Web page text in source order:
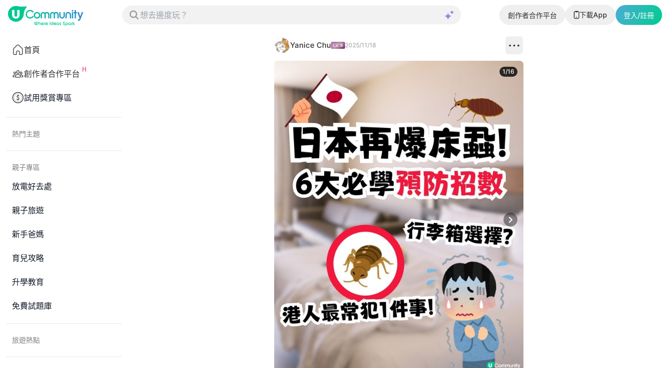
創作者合作平台 下載App 登入/註冊
首頁
創作者合作平台
試用獎賞專區
熱門主題
親子專區
放電好去處
親子旅遊
新手爸媽
育兒攻略
升學教育
免費試題庫
旅遊熱點
Yanice Chu 2025/11/18
Next slide
1/16